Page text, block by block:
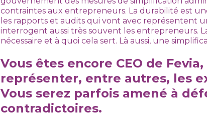
contraintes aux entrepreneurs. La durabilité est
les rapports et audits qui vont avec représentent
interrogent aussi très souvent les entrepreneurs.
nécessaire et à quoi cela sert. Là aussi, une
Vous êtes encore CEO de
représenter, entre autres, les
Vous serez parfois amené à
contradictoires.